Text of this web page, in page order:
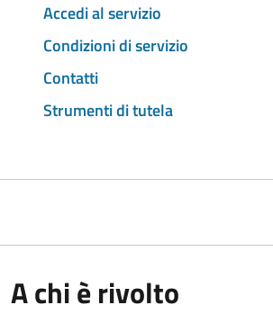
Accedi al servizio
Condizioni di servizio
Contatti
Strumenti di tutela
A chi è rivolto